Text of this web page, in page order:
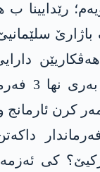
رێدایینا ب
درۆنێن
کرن ئارمانج
کی